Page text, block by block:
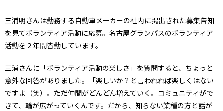
三浦明さんは勤務する自動車メーカーの社内に掲出された募集告知
を見てボランティア活動に応募。名古屋グランパスのボランティア
活動を２年間皆勤しています。
三浦さんに「ボランティア活動の楽しさ」を質問すると、ちょっと
意外な回答がありました。「楽しいか？と言われれば楽しくはない
ですよ（笑）。ただ仲間がどんどん増えていく。コミュニティがで
きて、輪が広がっていくんです。だから、知らない業種の方と話が